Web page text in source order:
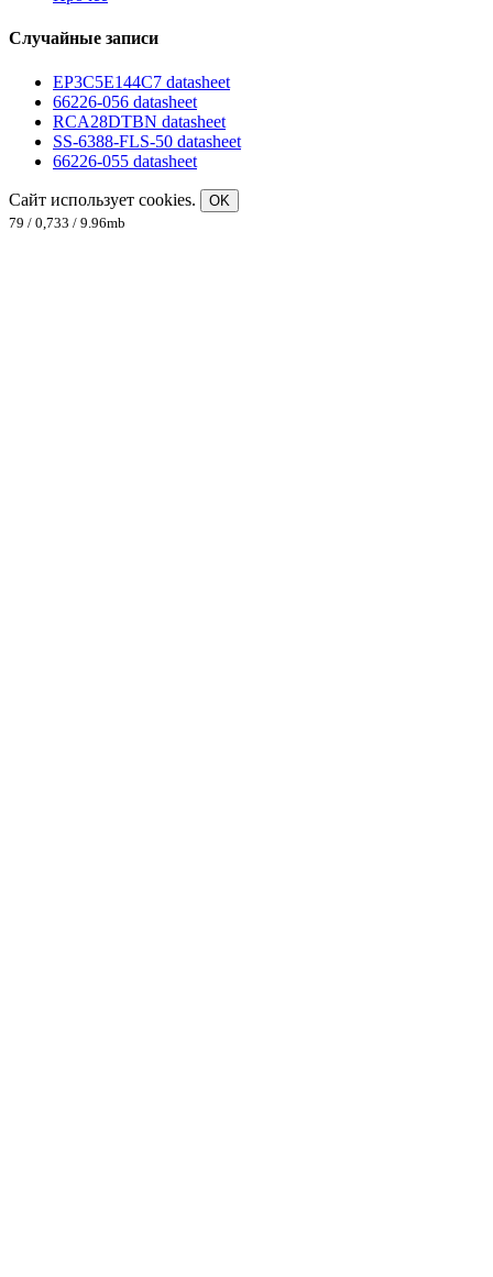
Случайные записи
EP3C5E144C7 datasheet
66226-056 datasheet
RCA28DTBN datasheet
SS-6388-FLS-50 datasheet
66226-055 datasheet
Сайт использует cookies.
OK
79 / 0,733 / 9.96mb